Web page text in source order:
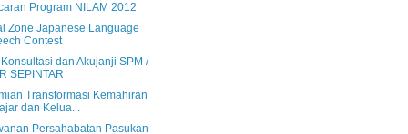
Program NILAM 2012
Zone Japanese Language
Contest
dan Akujanji SPM /
SEPINTAR
Transformasi Kemahiran
dan Kelua...
Persahabatan Pasukan